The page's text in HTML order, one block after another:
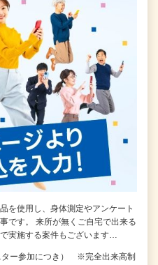
を使用し、身体測定やアンケート
です。 来所が無くご自宅で出来る
実施する案件もございます…
ター参加につき） ※完全出来高制